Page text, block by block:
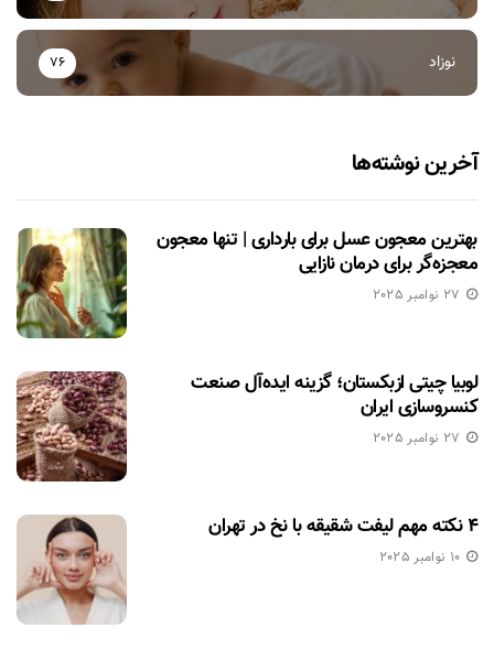
نوزاد 76
آخرین نوشته‌ها
بهترین معجون عسل برای بارداری | تنها معجون
معجزه‌گر برای درمان نازایی
27 نوامبر 2025
لوبیا چیتی ازبکستان؛ گزینه ایده‌آل صنعت
کنسروسازی ایران
27 نوامبر 2025
۴ نکته مهم لیفت شقیقه با نخ در تهران
10 نوامبر 2025